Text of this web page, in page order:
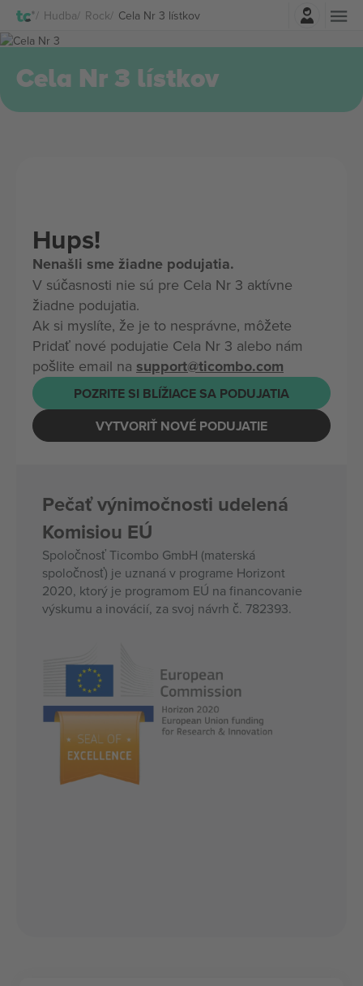
Hudba Rock Cela Nr 3 lístkovPrihlásenie
Cela Nr 3 lístkov
Hups!
Nenašli sme žiadne podujatia.
V súčasnosti nie sú pre Cela Nr 3 aktívne
žiadne podujatia.
Ak si myslíte, že je to nesprávne, môžete
Pridať nové podujatie Cela Nr 3 alebo nám
pošlite email na support@ticombo.com
POZRITE SI BLÍŽIACE SA PODUJATIA
VYTVORIŤ NOVÉ PODUJATIE
Pečať výnimočnosti udelená
Komisiou EÚ
Spoločnosť Ticombo GmbH (materská
spoločnosť) je uznaná v programe Horizont
2020, ktorý je programom EÚ na financovanie
výskumu a inovácií, za svoj návrh č. 782393.